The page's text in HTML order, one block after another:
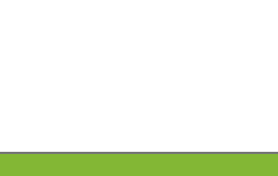
FLY/LIB GLANS ZWART aantal